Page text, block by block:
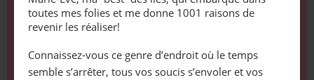
toutes mes folies et me donne 1001 raisons de
revenir les réaliser!
Connaissez-vous ce genre d’endroit où le temps
semble s’arrêter, tous vos soucis s’envoler et vos